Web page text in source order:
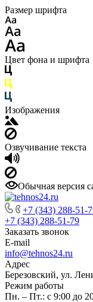
Размер шрифта
Цвет фона и шрифта
Изображения
Озвучивание текста
Обычная версия
+7 (343) 288-51-
+7 (343) 288-51-79
Заказать звонок
E-mail
info@tehnos24.ru
Адрес
Березовский, ул.
Режим работы
Пн. – Пт.: с 9:00 до